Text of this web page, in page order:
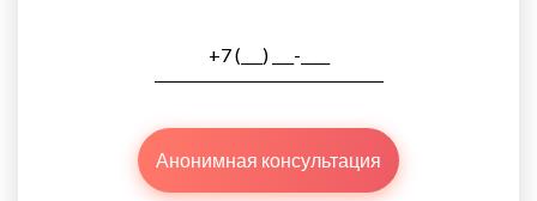
Анонимная консультация